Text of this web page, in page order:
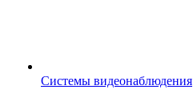
Системы видеонаблюдения